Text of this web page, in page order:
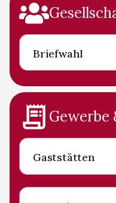
Briefwahl
Gewerbe
Gaststätten